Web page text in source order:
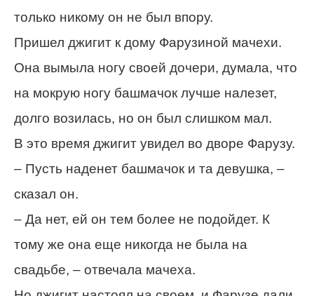
только никому он не был впору.
Пришел джигит к дому Фарузиной мачехи.
Она вымыла ногу своей дочери, думала, что
на мокрую ногу башмачок лучше налезет,
долго возилась, но он был слишком мал.
В это время джигит увидел во дворе Фарузу.
– Пусть наденет башмачок и та девушка, –
сказал он.
– Да нет, ей он тем более не подойдет. К
тому же она еще никогда не была на
свадьбе, – отвечала мачеха.